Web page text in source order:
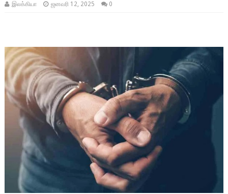
இலக்கியா ஜனவரி 12, 2025 0